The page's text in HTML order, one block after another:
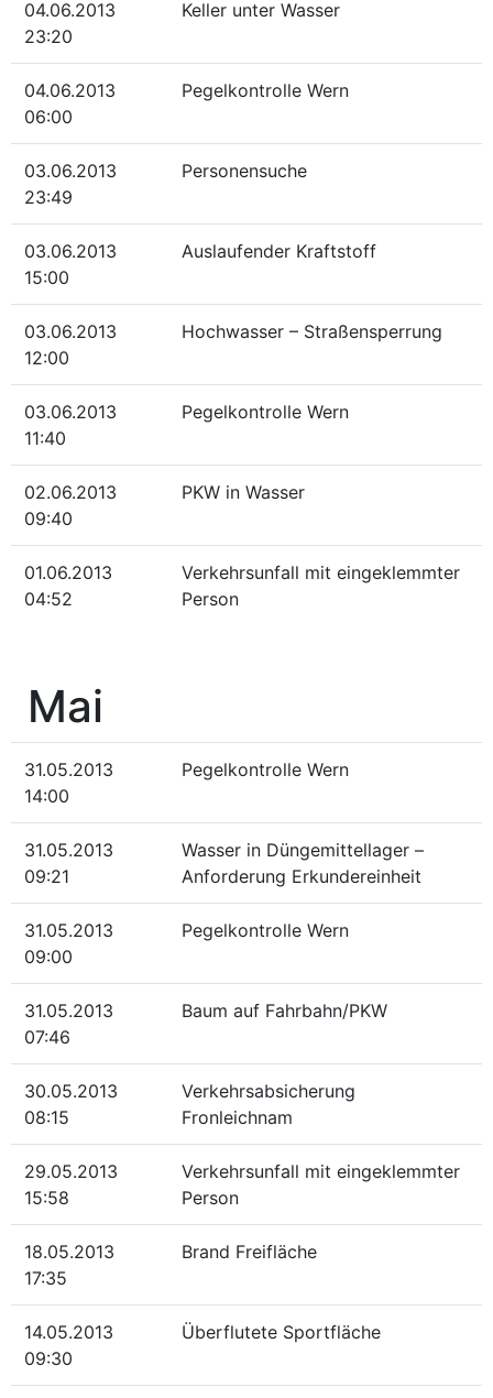
04.06.2013
23:20
Keller unter Wasser
04.06.2013
06:00
Pegelkontrolle Wern
03.06.2013
23:49
Personensuche
03.06.2013
15:00
Auslaufender Kraftstoff
03.06.2013
12:00
Hochwasser – Straßensperrung
03.06.2013
11:40
Pegelkontrolle Wern
02.06.2013
09:40
PKW in Wasser
01.06.2013
04:52
Verkehrsunfall mit eingeklemmter
Person
Mai
31.05.2013
14:00
Pegelkontrolle Wern
31.05.2013
09:21
Wasser in Düngemittellager –
Anforderung Erkundereinheit
31.05.2013
09:00
Pegelkontrolle Wern
31.05.2013
07:46
Baum auf Fahrbahn/PKW
30.05.2013
08:15
Verkehrsabsicherung
Fronleichnam
29.05.2013
15:58
Verkehrsunfall mit eingeklemmter
Person
18.05.2013
17:35
Brand Freifläche
14.05.2013
09:30
Überflutete Sportfläche